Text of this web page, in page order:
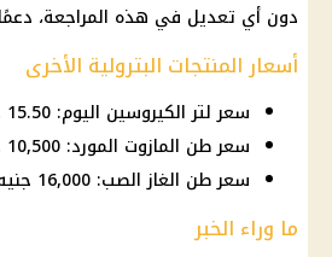
دون أي تعديل في هذه المراجعة، دعمًا
أسعار المنتجات البترولية الأخرى
سعر لتر الكيروسين اليوم: 15.50 جنيهًا.
سعر طن المازوت المورد: 10,500 جنيه.
سعر طن الغاز الصب: 16,000 جنيه.
ما وراء الخبر